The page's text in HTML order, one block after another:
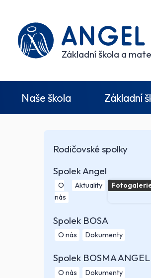
Základní škola a
Naše škola Základní
Rodičovské spolky
Spolek Angel
O
nás
Aktuality
Spolek BOSA
O nás Dokumenty
Spolek BOSMA ANGEL
O nás Dokumenty